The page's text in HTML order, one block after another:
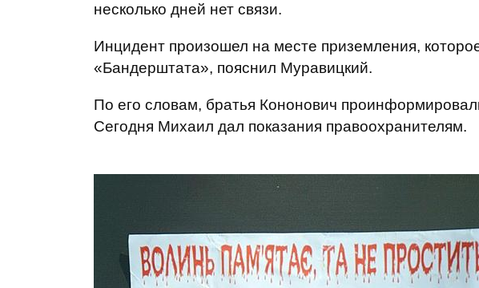
несколько дней нет связи.
Инцидент произошел на месте приземления,
«Бандерштата», пояснил Муравицкий.
По его словам, братья Кононович
Сегодня Михаил дал показания правоохранителям.